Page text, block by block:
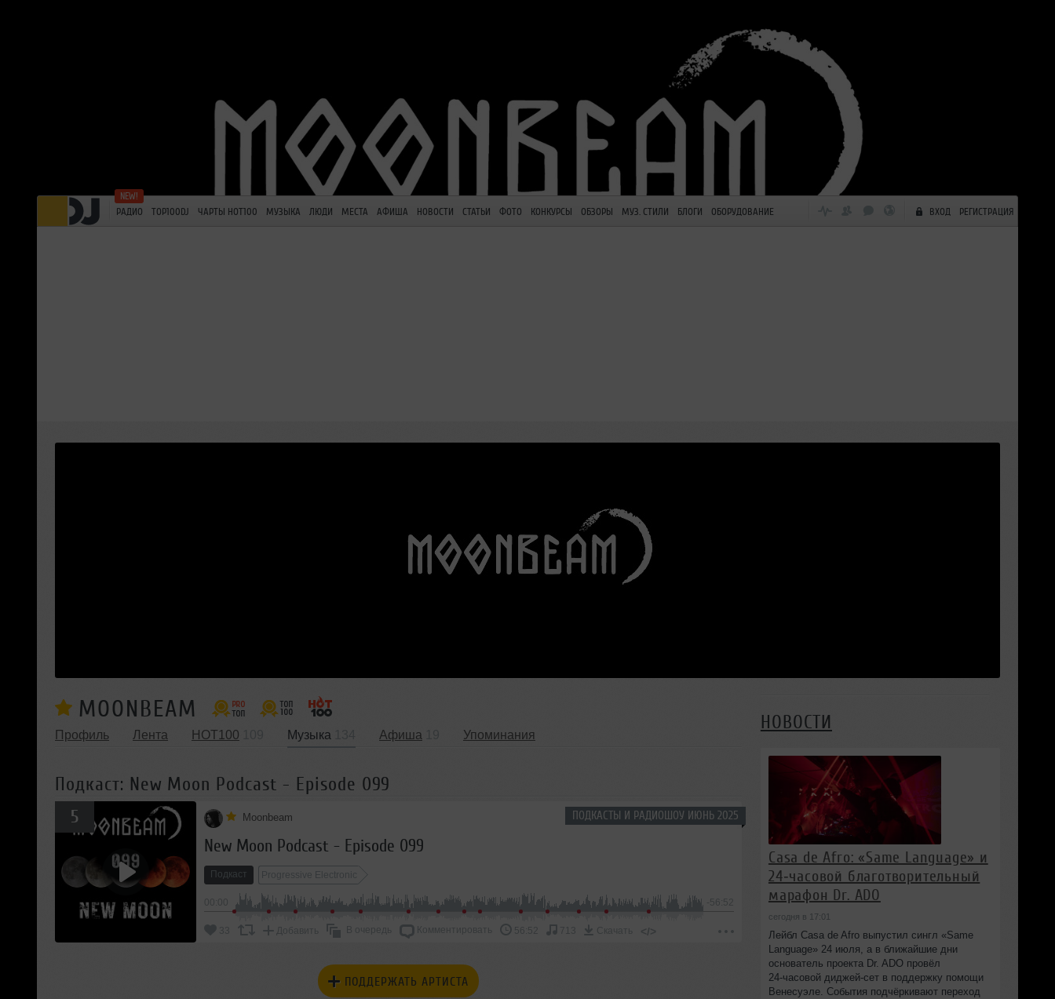
РАДИО TOP100DJ ЧАРТЫ HOT100 МУЗЫКА ЛЮДИ МЕСТА АФИША НОВОСТИ СТАТЬИ ФОТО КОНКУРСЫ ОБЗОРЫ МУЗ. СТИЛИ БЛОГИ ОБОРУДОВАНИЕ ВХОД РЕГИСТРАЦИЯ
MOONBEAM
Профиль Лента HOT100 Музыка Афиша Упоминания
Подкаст: New Moon Podcast - Episode 099
ПОДКАСТЫ И РАДИОШОУ ИЮНЬ 2025
5 Moonbeam
New Moon Podcast - Episode 099
Подкаст Progressive Electronic
-56:52
33 Добавить В очередь Комментировать 56:52 713 Скачать </>
ПОДДЕРЖАТЬ АРТИСТА
НОВОСТИ
Casa de Afro: «Same Language» и
24‑часовой благотворительный
марафон Dr. ADO
сегодня в 17:01
Лейбл Casa de Afro выпустил сингл «Same
Language» 24 июля, а в ближайшие дни
основатель проекта Dr. ADO провёл
24‑часовой диджей‑сет в поддержку помощи
Венесуэле. События подчёркивают переход